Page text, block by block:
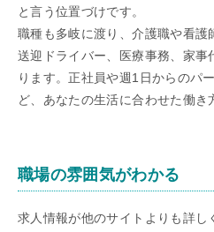
と言う位置づけです。
職種も多岐に渡り、介護職や看護
送迎ドライバー、医療事務、家事
ります。正社員や週1日からのパ
ど、あなたの生活に合わせた働き
職場の雰囲気がわかる
求人情報が他のサイトよりも詳し